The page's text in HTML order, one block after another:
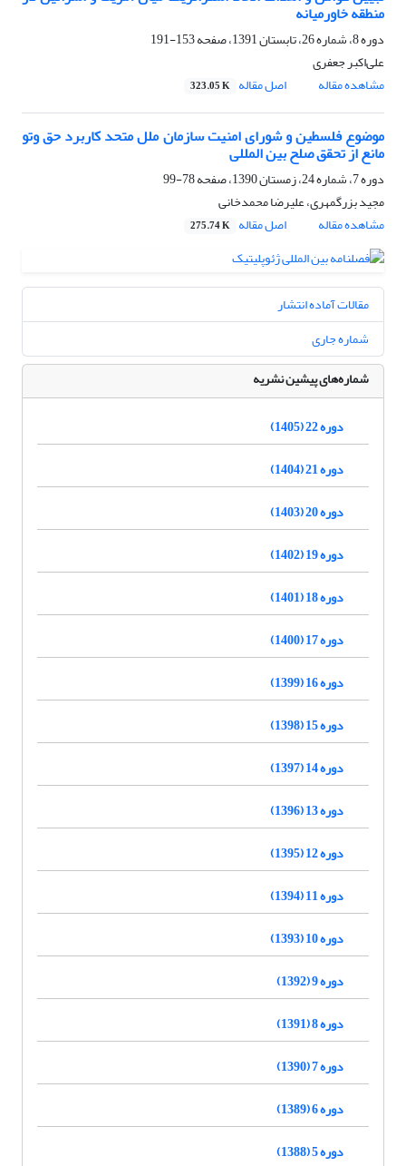
منطقه خاورمیانه
دوره 8، شماره 26، تابستان 1391، صفحه
153-191
علی‌اکبر جعفری
مشاهده مقاله
اصل مقاله 323.05 K
موضوع فلسطین و شورای امنیت سازمان ملل متحد کاربرد حق وتو
مانع از تحقق صلح بین المللی
دوره 7، شماره 24، زمستان 1390، صفحه
78-99
مجید بزرگمهری، علیرضا محمدخانی
مشاهده مقاله
اصل مقاله 275.74 K
مقالات آماده انتشار
شماره جاری
شماره‌های پیشین نشریه
دوره 22 (1405)
دوره 21 (1404)
دوره 20 (1403)
دوره 19 (1402)
دوره 18 (1401)
دوره 17 (1400)
دوره 16 (1399)
دوره 15 (1398)
دوره 14 (1397)
دوره 13 (1396)
دوره 12 (1395)
دوره 11 (1394)
دوره 10 (1393)
دوره 9 (1392)
دوره 8 (1391)
دوره 7 (1390)
دوره 6 (1389)
دوره 5 (1388)